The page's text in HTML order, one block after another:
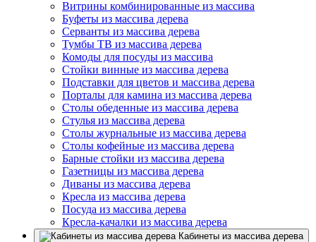
Витрины комбинированные из массива
Буфеты из массива дерева
Серванты из массива дерева
Тумбы ТВ из массива дерева
Комоды для посуды из массива
Стойки винные из массива дерева
Подставки для цветов и массива дерева
Порталы для камина из массива дерева
Столы обеденные из массива дерева
Стулья из массива дерева
Столы журнальные из массива дерева
Столы кофейные из массива дерева
Барные стойки из массива дерева
Газетницы из массива дерева
Диваны из массива дерева
Кресла из массива дерева
Посуда из массива дерева
Кресла-качалки из массива дерева
Кабинеты из массива дерева